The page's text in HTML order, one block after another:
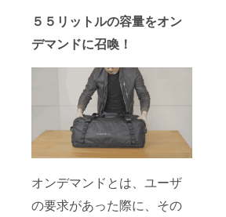
５５リットルの容量をオン
デマンドに召喚！
オンデマンドとは、ユーザ
の要求があった際に、その